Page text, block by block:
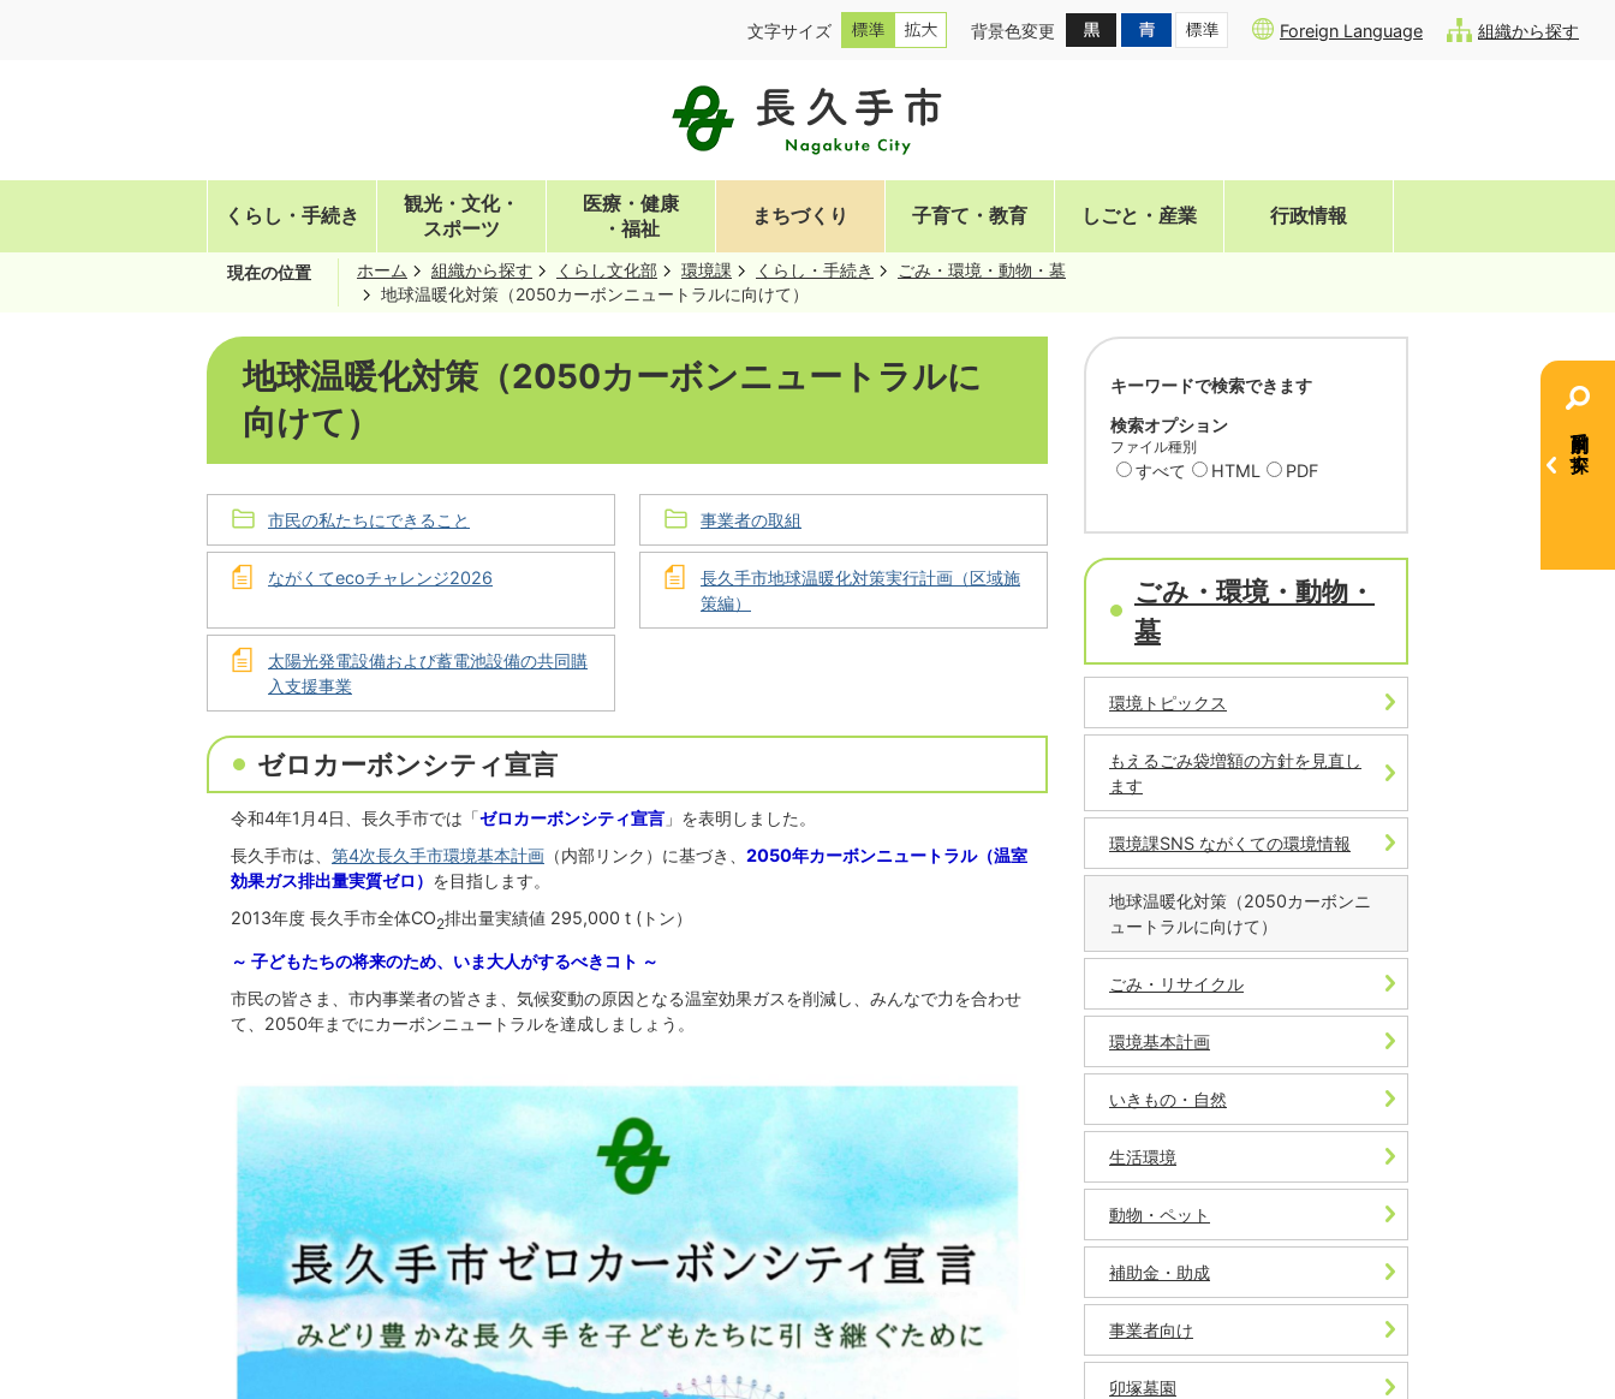
文字サイズ 背景色変更 Foreign Language 組織から探す
くらし・手続き
観光・文化・
スポーツ
医療・健康
・福祉
まちづくり 子育て・教育 しごと・産業 行政情報
目的別で探す
現在の位置 ホーム 組織から探す くらし文化部 環境課 くらし・手続き
ごみ・環境・動物・墓
地球温暖化対策（2050カーボンニュートラルに向けて）
地球温暖化対策（2050カーボンニュートラルに
向けて）
市民の私たちにできること 事業者の取組
ながくてecoチャレンジ2026
長久手市地球温暖化対策実行計画（区域施
策編）
太陽光発電設備および蓄電池設備の共同購
入支援事業
ゼロカーボンシティ宣言
令和4年1月4日、長久手市では「ゼロカーボンシティ宣言 」を表明しました。
長久手市は、 第4次長久手市環境基本計画 （内部リンク）に基づき、 2050年カーボンニュートラル（温室
効果ガス排出量実質ゼロ） を目指します。
2013年度 長久手市全体CO2排出量実績値 295,000 t (トン）
～ 子どもたちの将来のため、いま大人がするべきコト ～
市民の皆さま、市内事業者の皆さま、気候変動の原因となる温室効果ガスを削減し、みんなで力を合わせ
て、2050年までにカーボンニュートラルを達成しましょう。
キーワードで検索できます
検索オプション
ファイル種別
すべて HTML PDF
ごみ・環境・動物・
墓
環境トピックス
もえるごみ袋増額の方針を見直し
ます
環境課SNS ながくての環境情報
地球温暖化対策（2050カーボンニ
ュートラルに向けて）
ごみ・リサイクル
環境基本計画
いきもの・自然
生活環境
動物・ペット
補助金・助成
事業者向け
卯塚墓園